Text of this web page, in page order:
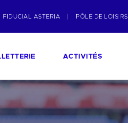
FIDUCIAL ASTERIA PÔLE DE LOISIRS
ACTIVITÉS